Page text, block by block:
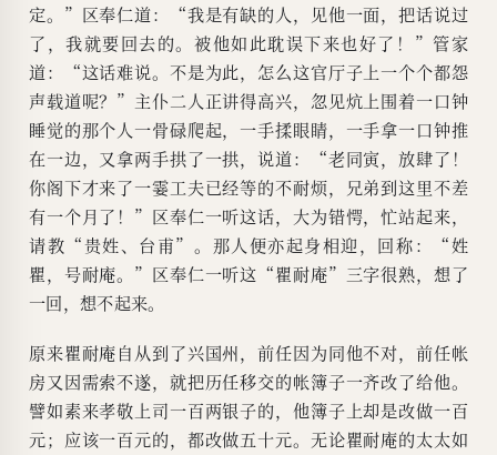
定。”区奉仁道：“我是有缺的人，见他一面，把话说过
了，我就要回去的。被他如此耽误下来也好了！”管家
道：“这话难说。不是为此，怎么这官厅子上一个个都怨
声载道呢？”主仆二人正讲得高兴，忽见炕上围着一口钟
睡觉的那个人一骨碌爬起，一手揉眼睛，一手拿一口钟推
在一边，又拿两手拱了一拱，说道：“老同寅，放肆了！
你阁下才来了一霎工夫已经等的不耐烦，兄弟到这里不差
有一个月了！”区奉仁一听这话，大为错愕，忙站起来，
请教“贵姓、台甫”。那人便亦起身相迎，回称：“姓
瞿，号耐庵。”区奉仁一听这“瞿耐庵”三字很熟，想了
一回，想不起来。
原来瞿耐庵自从到了兴国州，前任因为同他不对，前任帐
房又因需索不遂，就把历任移交的帐簿子一齐改了给他。
譬如素来孝敬上司一百两银子的，他簿子上却是改做一百
元；应该一百元的，都改做五十元。无论瞿耐庵的太太如